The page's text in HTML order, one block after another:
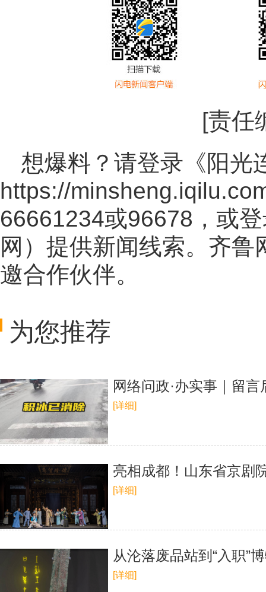
[责任
想爆料？请登录《阳光
https://
66661234或96678，或
网 ）提供新闻线索。齐鲁
邀合作伙伴。
为您推荐
网络问政·办实事｜留
[详细]
亮相成都！山东省京剧
[详细]
从沦落废品站到“入职”
[详细]